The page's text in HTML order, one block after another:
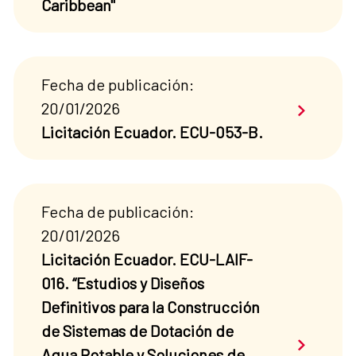
Caribbean"
Fecha de publicación:
20/01/2026
Licitación Ecuador. ECU-053-B.
Saber
Fecha de publicación:
20/01/2026
Licitación Ecuador. ECU-LAIF-
016. “Estudios y Diseños
Definitivos para la Construcción
de Sistemas de Dotación de
Saber